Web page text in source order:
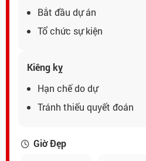
Bắt đầu dự án
Tổ chức sự kiện
Kiêng kỵ
Hạn chế do dự
Tránh thiếu quyết đoán
Giờ Đẹp